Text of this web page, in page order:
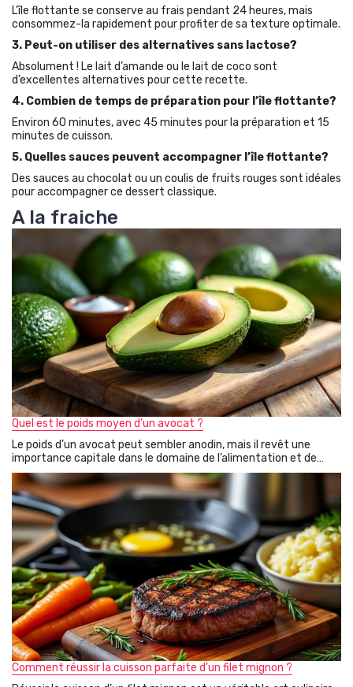
L’île flottante se conserve au frais pendant 24 heures, mais
consommez-la rapidement pour profiter de sa texture optimale.
3. Peut-on utiliser des alternatives sans lactose?
Absolument ! Le lait d’amande ou le lait de coco sont
d’excellentes alternatives pour cette recette.
4. Combien de temps de préparation pour l’île flottante?
Environ 60 minutes, avec 45 minutes pour la préparation et 15
minutes de cuisson.
5. Quelles sauces peuvent accompagner l’île flottante?
Des sauces au chocolat ou un coulis de fruits rouges sont idéales
pour accompagner ce dessert classique.
A la fraiche
Quel est le poids moyen d’un avocat ?
Le poids d’un avocat peut sembler anodin, mais il revêt une
importance capitale dans le domaine de l’alimentation et de…
Comment réussir la cuisson parfaite d’un filet mignon ?